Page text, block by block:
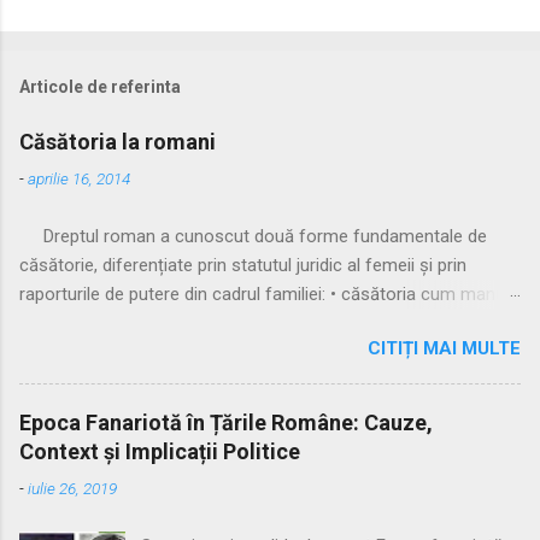
Articole de referinta
Căsătoria la romani
-aprilie 16, 2014
Dreptul roman a cunoscut două forme fundamentale de
căsătorie, diferențiate prin statutul juridic al femeii și prin
raporturile de putere din cadrul familiei: • căsătoria cum manus
și practicată a fost căsătoria cu manus, prin care femeia
trecea sub autoritatea soțului, devenind parte a familiei
acestuia. Spre sfârșitul Republicii, tot mai multe femei au
început să evite această subordonare, trăind în uniuni
nelegitime. Pentru a limita fenomenul, romanii au recunoscut și
căsătoria fără manus, care permitea femeii să rămână sub
CITIȚI MAI MULTE
Epoca Fanariotă în Țările Române: Cauze,
Context și Implicații Politice
-iulie 26, 2019